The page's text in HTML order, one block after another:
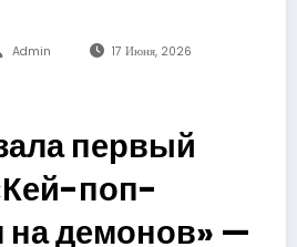
Admin 17 Июня, 2026
первый
поп-
на демонов» —